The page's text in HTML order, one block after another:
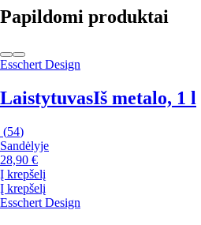
Papildomi produktai
Esschert Design
LaistytuvasIš metalo, 1 l
(54)
Sandėlyje
28,90 €
Į krepšelį
Į krepšelį
Esschert Design